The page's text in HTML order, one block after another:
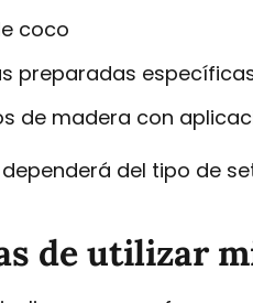
coco
preparadas
de madera con
del tipo de
de utilizar